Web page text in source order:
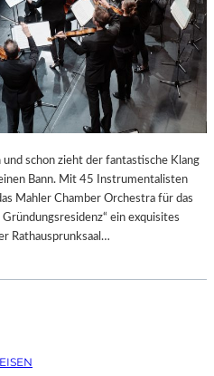
schon zieht der fantastische Klang
Bann. Mit 45 Instrumentalisten
Mahler Chamber Orchestra für das
ein exquisites
Rathausprunksaal…